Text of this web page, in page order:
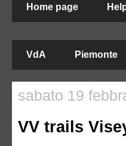
Home page
VdA Piemonte
sabato 19
VV trails